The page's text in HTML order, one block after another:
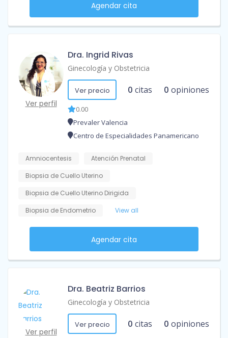
Agendar cita
Ver perfil
Dra. Ingrid Rivas
Ginecología y Obstetricia
Ver precio 0 citas 0 opiniones
0.00
Prevaler Valencia
Centro de Especialidades Panamericano
Amniocentesis
Atención Prenatal
Biopsia de Cuello Uterino
Biopsia de Cuello Uterino Dirigida
Biopsia de Endometrio
View all
Agendar cita
Ver perfil
Dra. Beatriz Barrios
Ginecología y Obstetricia
Ver precio 0 citas 0 opiniones